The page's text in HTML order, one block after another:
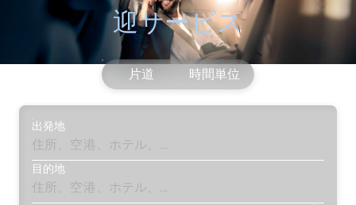
迎サービス
片道 時間単位
出発地
目的地